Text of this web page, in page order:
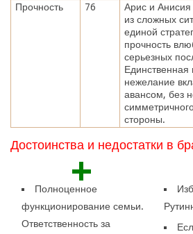
Прочность
76
Арис и Анисия
из сложных
единой
прочность
серьезных
нежелание
авансом, без
стороны.
Достоинства и недостатки в
+
Полноценное
функционирование семьи.
Ответственность за